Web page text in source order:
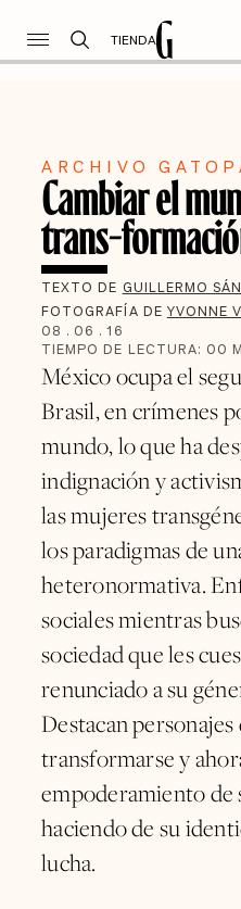
TIENDA
ARCHIVO
Cambiar el
trans-
TEXTO DE GUILLERMO
FOTOGRAFÍA DE YVONNE
08 . 06 . 16
TIEMPO DE LECTURA: 00
México ocupa el
Brasil, en crímenes
mundo, lo que ha
indignación y
las mujeres
los paradigmas de
heteronormativa.
sociales mientras
sociedad que les
renunciado a su
Destacan
transformarse y
empoderamiento de
haciendo de su
lucha.